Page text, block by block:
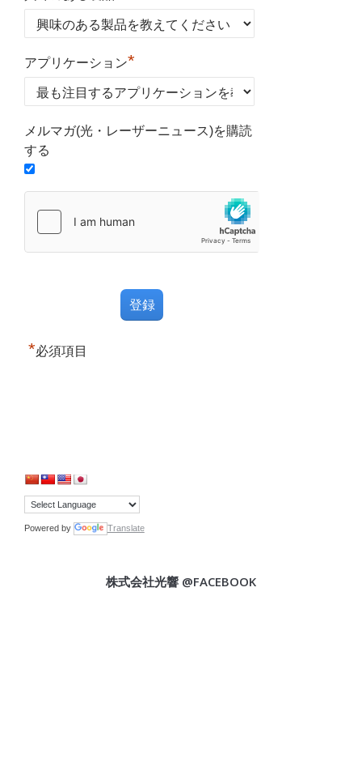
アプリケーション*
メルマガ(光・レーザーニュース)を購読
する
*必須項目
Powered by Translate
株式会社光響 @FACEBOOK